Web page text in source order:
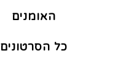
האומנים
כל הסרטונים